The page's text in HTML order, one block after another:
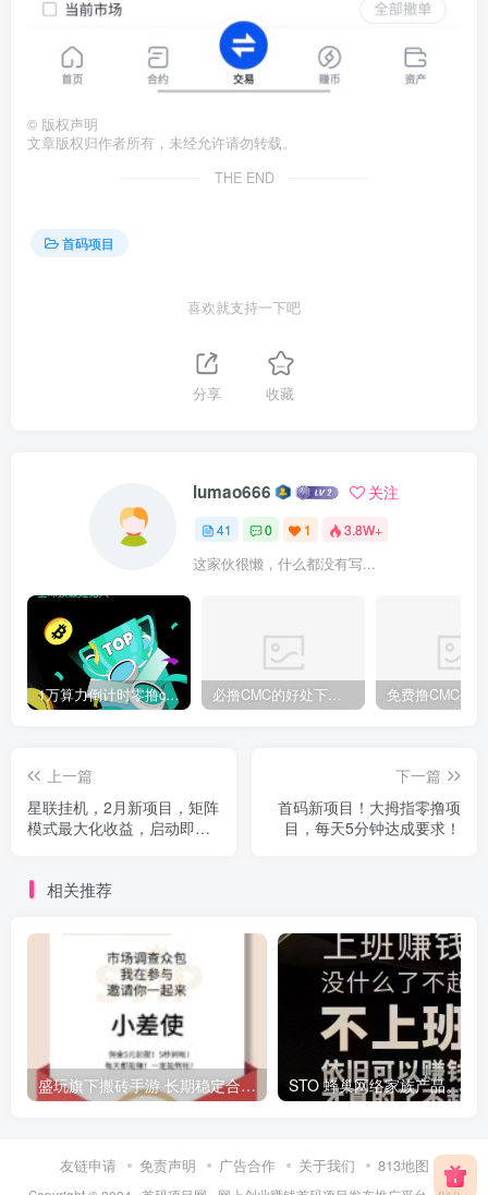
© 版权声明
文章版权归作者所有，未经允许请勿转载。
THE END
首码项目
喜欢就支持一下吧
分享 收藏
lumao666 关注
41 0 1 3.8W+
这家伙很懒，什么都没有写...
1万算力倒计时零撸cmc火爆全网大佬都在步道5年CEEX平台大资本支持 必撸CMC的好处下载CEEX全球排58位稳定上升中注册送1万算力
上一篇
星联挂机，2月新项目，矩阵
模式最大化收益，启动即见
下一篇
首码新项目！大拇指零撸项
目，每天5分钟达成要求！
相关推荐
盛玩旗下搬砖手游 长期稳定合作，副业日赚百米
友链申请 免责声明 广告合作 关于我们 813地图